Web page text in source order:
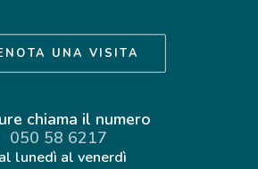
UNA VISITA
chiama il numero
050 58 6217
lunedì al venerdì